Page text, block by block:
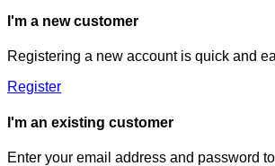
I'm a new customer
Registering a new account is quick and
Register
I'm an existing customer
Enter your email address and password